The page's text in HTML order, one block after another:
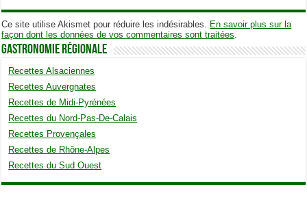
Ce site utilise Akismet pour réduire les indésirables. En savoir plus sur la
façon dont les données de vos commentaires sont traitées
Gastronomie Régionale
Recettes Alsaciennes
Recettes Auvergnates
Recettes de Midi-Pyrénées
Recettes du Nord-Pas-De-Calais
Recettes Provençales
Recettes de Rhône-Alpes
Recettes du Sud Ouest